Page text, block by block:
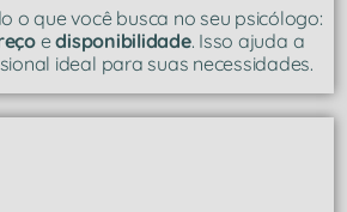
o que você busca no seu psicólogo:
edisponibilidade. Isso ajuda a
ideal para suas necessidades.